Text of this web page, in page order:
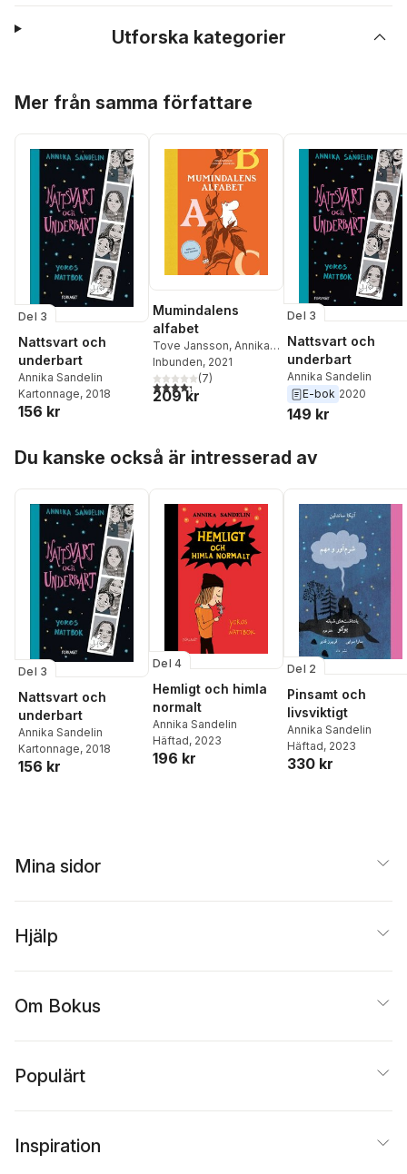
Utforska kategorier
Mer från samma författare
Del 3
Nattsvart och
underbart
Annika Sandelin
Kartonnage, 2018
156 kr
Mumindalens
alfabet
Tove Jansson, Annika
Sandelin
Inbunden, 2021
4,3utav 5 stjärnor. Totalt antal röster:
(7)
209 kr
Del 3
Nattsvart och
underbart
Annika Sandelin
E-bok 2020
149 kr
Du kanske också är intresserad av
Del 3
Nattsvart och
underbart
Annika Sandelin
Kartonnage, 2018
156 kr
Del 4
Hemligt och himla
normalt
Annika Sandelin
Häftad, 2023
196 kr
Del 2
Pinsamt och
livsviktigt
Annika Sandelin
Häftad, 2023
330 kr
Mina sidor
Hjälp
Om Bokus
Populärt
Inspiration